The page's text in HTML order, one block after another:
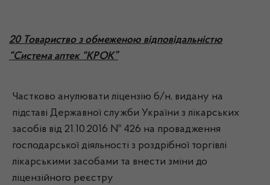
20 Товариство з обмеженою відповідальністю
“Система аптек “КРОК”
Частково анулювати ліцензію б/н, видану на
підставі Державної служби України з лікарських
засобів від 21.10.2016 № 426 на провадження
господарської діяльності з роздрібної торгівлі
лікарськими засобами та внести зміни до
ліцензійного реєстру